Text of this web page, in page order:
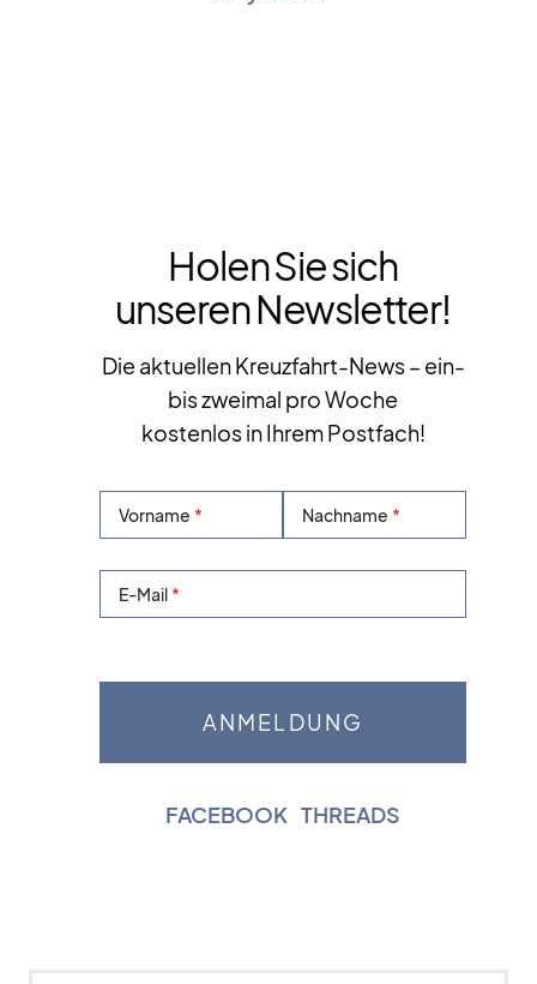
Holen Sie sich
unseren Newsletter!
Die aktuellen Kreuzfahrt-News – ein-
bis zweimal pro Woche
kostenlos in Ihrem Postfach!
Vorname Nachname
E-Mail
FACEBOOK THREADS